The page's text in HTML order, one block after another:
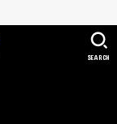
SEARCH